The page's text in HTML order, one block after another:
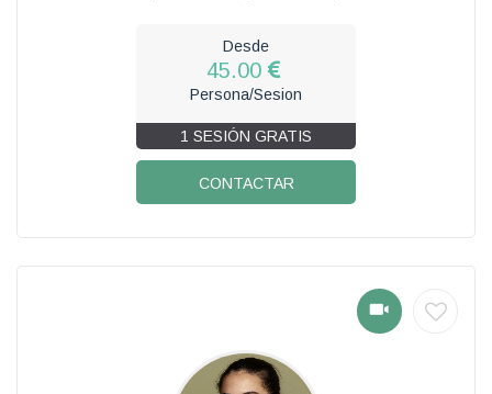
Desde
45.00
Persona/Sesion
1 SESIÓN GRATIS
CONTACTAR